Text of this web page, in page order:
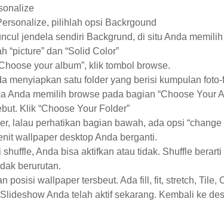
pilihlah opsi Backrgound
jendela sendiri Backgrund, di situ Anda
“picture” dan “Solid Color”
your album”, klik tombol browse.
menyiapkan satu folder yang berisi kumpulan
Anda memilih browse pada bagian “Choose Your
Klik “Choose Your Folder”
lalau perhatikan bagian bawah, ada opsi “change
wallpaper desktop Anda berganti.
shuffle, Anda bisa aktifkan atau tidak. Shuffle
berurutan.
posisi wallpaper tersbeut. Ada fill, fit, stretch, Tile,
Anda telah aktif sekarang. Kembali ke